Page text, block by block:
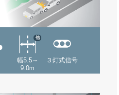
幅5.5～
9.0m
他
３灯式信号